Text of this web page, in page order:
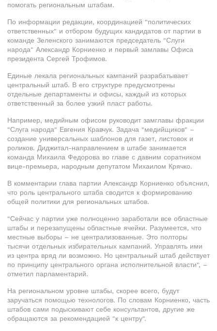
помогать региональным штабам.
По информации редакции, координацией "политических
ответственных" и отбором будущих кандидатов от партии в
команде Зеленского занимаются председатель "Слуги
народа" Александр Корниенко и первый замлавы Офиса
президента Сергей Трофимов.
Единые лекала региональных кампаний разрабатывает
центральный штаб. В его структуре предусмотрены
отдельные департаменты и офисы, каждый из которых
ответственный за более узкий пласт работы.
Например, медийным офисом руководит замглавы фракции
"Слуга народа" Евгения Кравчук. Задача "медийщиков" –
создание универсальных шаблонов для газет, листовок и
роликов. Диджитал-направлением в штабе занимается
команда Михаила Федорова во главе с давним соратником
вице-премьера, народным депутатом Михаилом Крячко.
В комментарии глава партии Александр Корниенко объяснил,
что роль центрального штаба сводится к формированию
общей политики для региональных штабов.
"Сейчас у партии уже полноценно заработали все областные
штабы и перезапущены областные ячейки. Разумеется, что
местные выборы – не централизованные. Это полторы
тысячи отдельных избирательных кампаний. Управлять ими
из центра вряд ли возможно. Но центральный штаб действует
по принципу центрального органа исполнительной власти", –
отметил парламентарий.
На региональном уровне штабы, скорее всего, будут
заручаться помощью технологов. По словам Корниенко, часть
штабов сами подыскивают себе консультантов, другие же
обращаются за рекомендацией "к центру".